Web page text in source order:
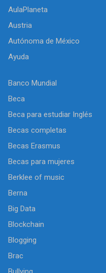
AulaPlaneta
Austria
Autónoma de México
Ayuda
Banco Mundial
Beca
Beca para estudiar Inglés
Becas completas
Becas Erasmus
Becas para mujeres
Berklee of music
Berna
Big Data
Blockchain
Blogging
Brac